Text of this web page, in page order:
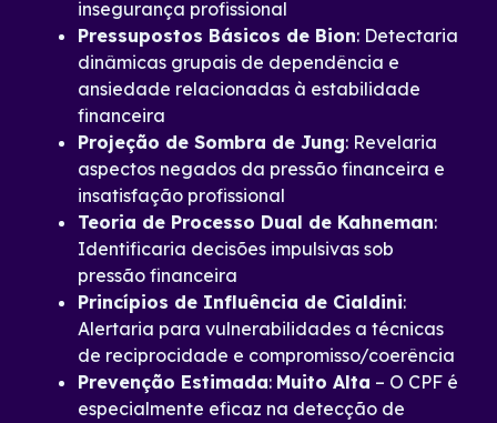
insegurança profissional
Pressupostos Básicos de Bion: Detectaria
dinâmicas grupais de dependência e
ansiedade relacionadas à estabilidade
financeira
Projeção de Sombra de Jung: Revelaria
aspectos negados da pressão financeira e
insatisfação profissional
Teoria de Processo Dual de Kahneman:
Identificaria decisões impulsivas sob
pressão financeira
Princípios de Influência de Cialdini:
Alertaria para vulnerabilidades a técnicas
de reciprocidade e compromisso/coerência
Prevenção Estimada: Muito Alta – O CPF é
especialmente eficaz na detecção de